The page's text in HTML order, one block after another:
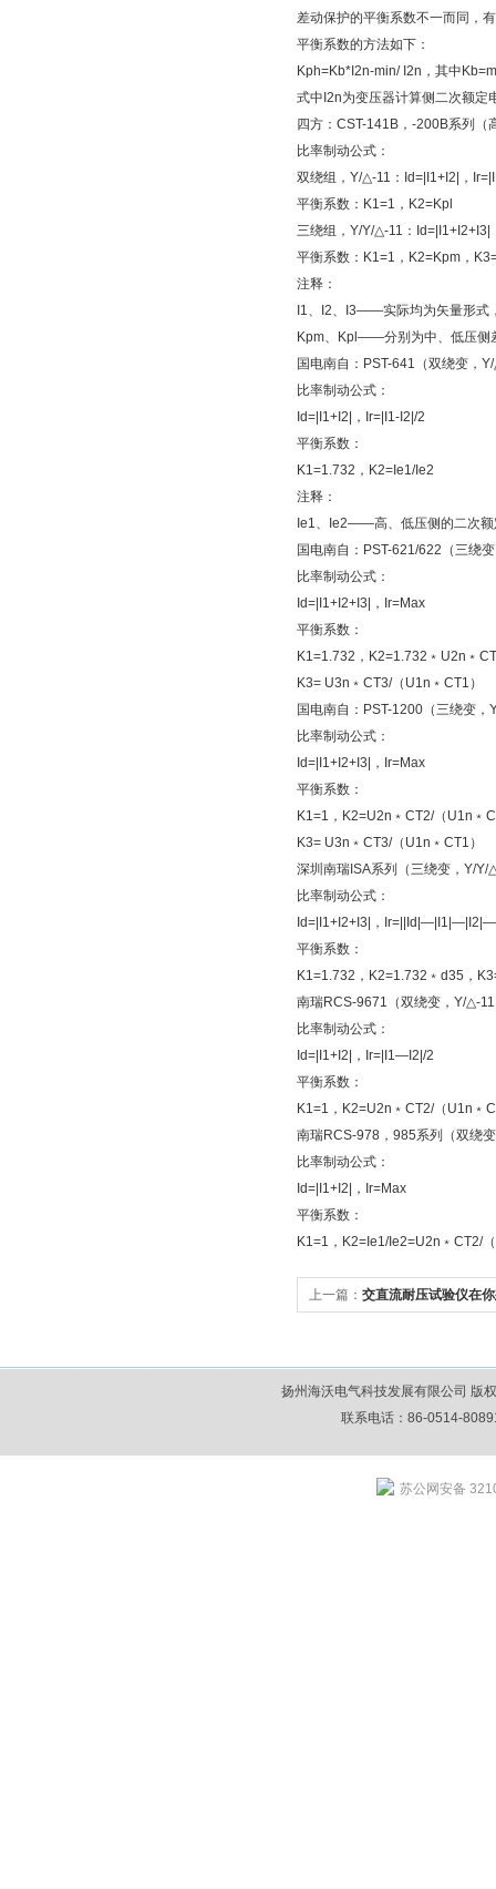
差动保护的平衡系数不一而同，
平衡系数的方法如下：
Kph=Kb*I2n-min/ I2n，其中
式中I2n为变压器计算侧二次额定
四方：CST-141B，-200B系列（
比率制动公式：
双绕组，Y/△-11：Id=|I1+I2|，
平衡系数：K1=1，K2=Kpl
三绕组，Y/Y/△-11：Id=|I1+I2+I3|
平衡系数：K1=1，K2=Kpm，
注释：
I1、I2、I3——实际均为矢量形式
Kpm、Kpl——分别为中、低压侧
国电南自：PST-641（双绕变，
比率制动公式：
Id=|I1+I2|，Ir=|I1-I2|/2
平衡系数：
K1=1.732，K2=Ie1/Ie2
注释：
Ie1、Ie2——高、低压侧的二次额
国电南自：PST-621/622（三绕
比率制动公式：
Id=|I1+I2+I3|，Ir=Max
平衡系数：
K1=1.732，
K3= U3n﹡CT3/（U1n﹡CT1）
国电南自：PST-1200（三绕变
比率制动公式：
Id=|I1+I2+I3|，Ir=Max
平衡系数：
K1=1，K2=U2n﹡CT2/（
K3= U3n﹡CT3/（U1n﹡CT1）
深圳南瑞ISA系列（三绕变，Y/
比率制动公式：
Id=|I1+I2+I3|，
平衡系数：
K1=1.732，K2=1.732﹡d35，
南瑞RCS-9671（双绕变，Y/△-
比率制动公式：
Id=|I1+I2|，Ir=|I1—I2|/2
平衡系数：
K1=1，K2=U2n﹡CT2/（
南瑞RCS-978，985系列（双绕
比率制动公式：
Id=|I1+I2|，Ir=Max
平衡系数：
K1=1，K2=Ie1/Ie2=U2n﹡CT2/
上一篇： 交直流耐压试验仪在
扬州海沃电气科技发展有限公司 版
联系电话：86-0514-
苏公网安备